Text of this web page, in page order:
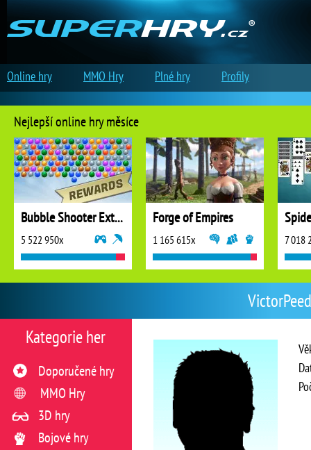
Kategorie her
Doporučené hry
MMO Hry
3D hry
Bojové hry
Nejlepší online hry měsíce
Bubble Shooter Extreme
5 522 950x
Forge of Empires
1 165 615x 7 018
Online hry MMO Hry Plné hry Profily